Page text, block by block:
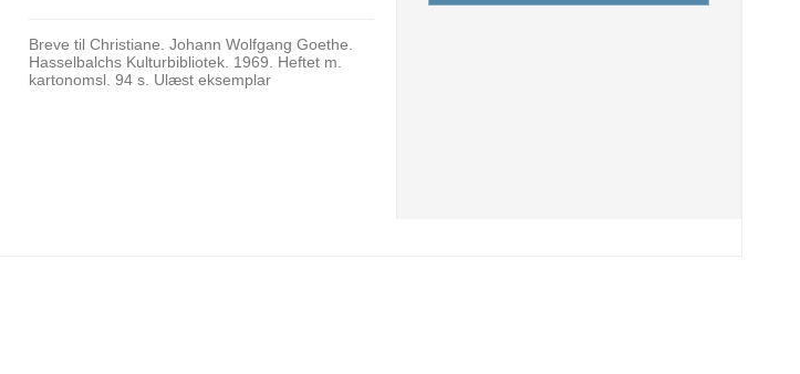
Breve til Christiane. Johann Wolfgang Goethe.
Hasselbalchs Kulturbibliotek. 1969. Heftet m.
kartonomsl. 94 s. Ulæst eksemplar